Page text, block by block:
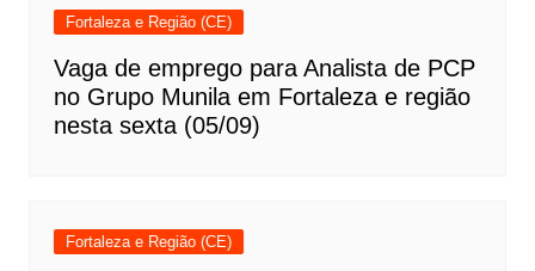
Fortaleza e Região (CE)
Vaga de emprego para Analista de PCP
no Grupo Munila em Fortaleza e região
nesta sexta (05/09)
Fortaleza e Região (CE)